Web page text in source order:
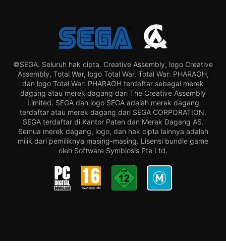
©SEGA. Seluruh hak cipta. Creative Assembly, logo Creative
Assembly, Total War, logo Total War, Total War: PHARAOH,
dan logo Total War: PHARAOH terdaftar sebagai merek
dagang atau merek dagang dari The Creative Assembly
Limited. SEGA dan logo SEGA adalah merek dagang
terdaftar atau merek dagang dari SEGA CORPORATION.
SEGA terdaftar di Kantor Paten dan Merek Dagang AS.
Semua merek dagang, logo, dan hak cipta lainnya adalah
milik dari pemiliknya masing-masing. Lisensi bundle game
oleh Software Symbiosis Pte Ltd.